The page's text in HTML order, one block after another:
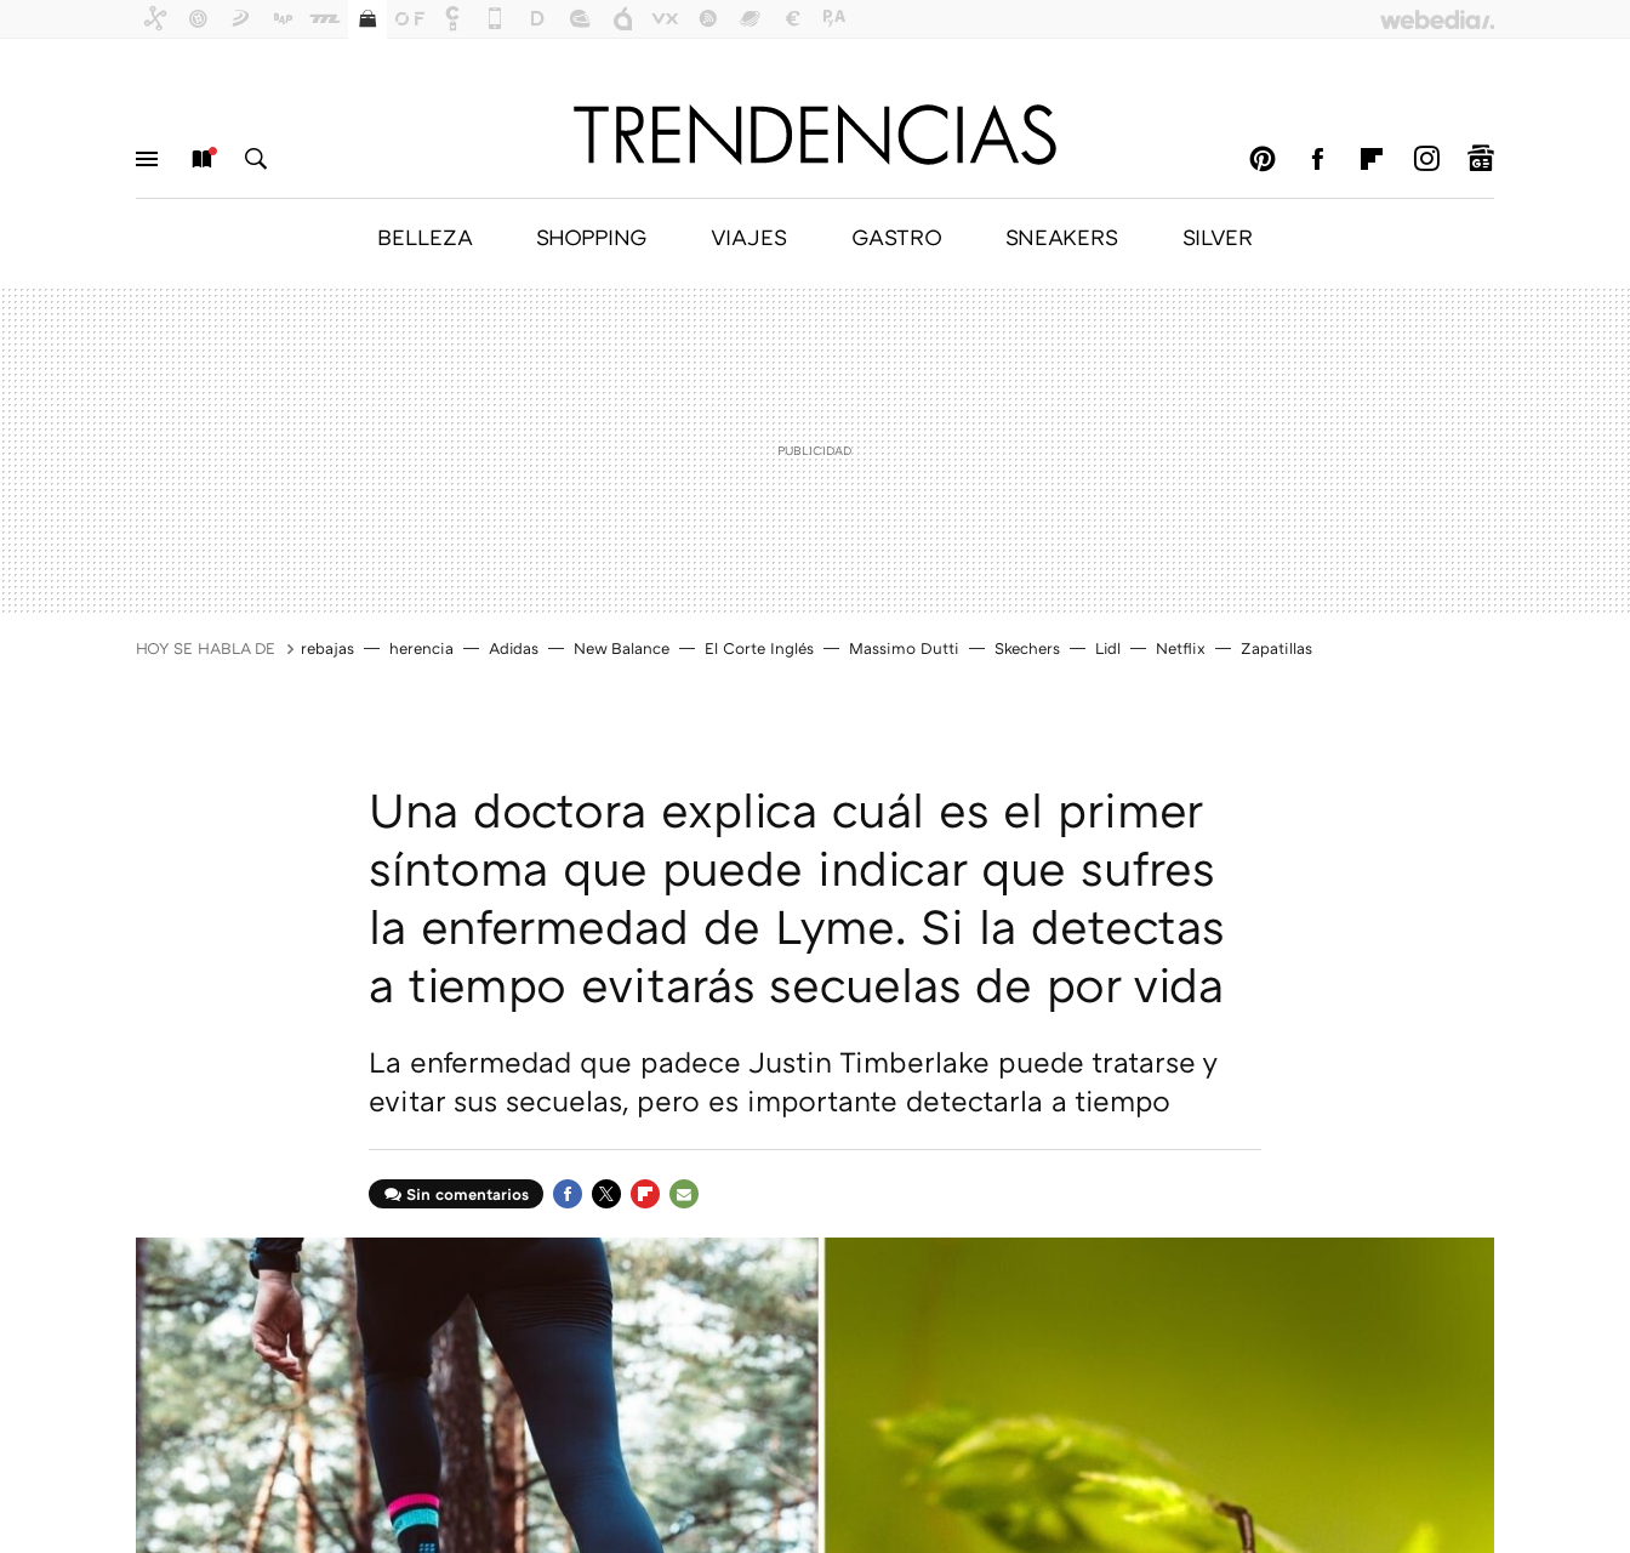
BELLEZA SHOPPING VIAJES GASTRO SNEAKERS SILVER
HOY SE HABLA DE rebajas herencia Adidas New Balance El Corte Inglés Massimo Dutti Skechers Lidl Netflix Zapatillas
Una doctora explica cuál es el primer
síntoma que puede indicar que sufres
la enfermedad de Lyme. Si la detectas
a tiempo evitarás secuelas de por vida
La enfermedad que padece Justin Timberlake puede tratarse y
evitar sus secuelas, pero es importante detectarla a tiempo
Sin comentarios
MAIL